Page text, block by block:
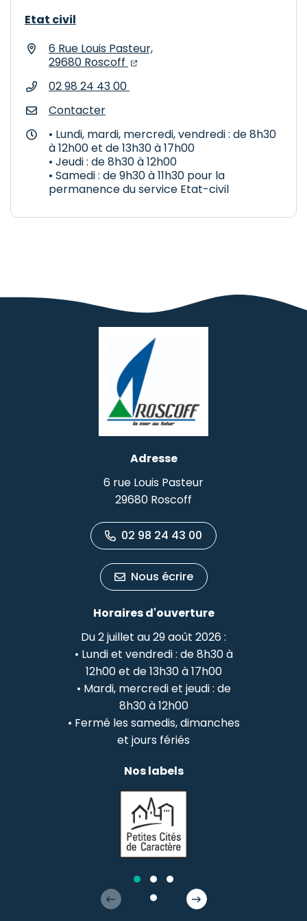
Etat civil
6 Rue Louis Pasteur,
29680 Roscoff (ouverture dans un nouvel
(ouverture dans un nouvel
02 98 24 43 00
Contacter
• Lundi, mardi, mercredi, vendredi : de 8h30
à 12h00 et de 13h30 à 17h00
• Jeudi : de 8h30 à 12h00
• Samedi : de 9h30 à 11h30 pour la
permanence du service Etat-civil
Adresse
6 rue Louis Pasteur
29680 Roscoff
02 98 24 43 00
Nous écrire
Horaires d'ouverture
Du 2 juillet au 29 août 2026 :
• Lundi et vendredi : de 8h30 à
12h00 et de 13h30 à 17h00
• Mardi, mercredi et jeudi : de
8h30 à 12h00
• Fermé les samedis, dimanches
et jours fériés
Nos labels